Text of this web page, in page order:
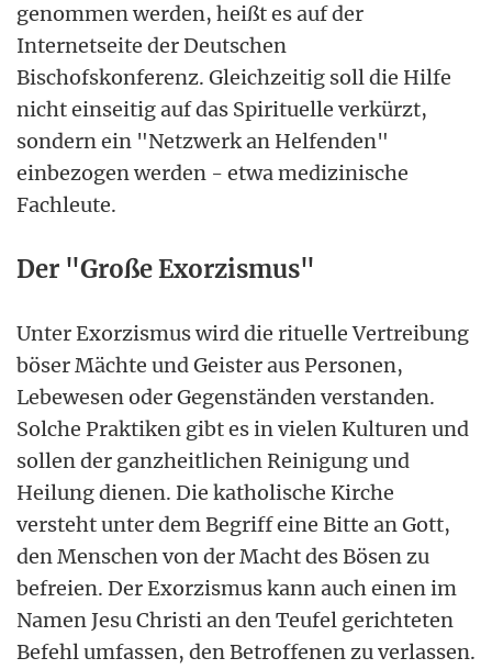
genommen werden, heißt es auf der
Internetseite der Deutschen
Bischofskonferenz. Gleichzeitig soll die Hilfe
nicht einseitig auf das Spirituelle verkürzt,
sondern ein "Netzwerk an Helfenden"
einbezogen werden - etwa medizinische
Fachleute.
Der "Große Exorzismus"
Unter Exorzismus wird die rituelle Vertreibung
böser Mächte und Geister aus Personen,
Lebewesen oder Gegenständen verstanden.
Solche Praktiken gibt es in vielen Kulturen und
sollen der ganzheitlichen Reinigung und
Heilung dienen. Die katholische Kirche
versteht unter dem Begriff eine Bitte an Gott,
den Menschen von der Macht des Bösen zu
befreien. Der Exorzismus kann auch einen im
Namen Jesu Christi an den Teufel gerichteten
Befehl umfassen, den Betroffenen zu verlassen.